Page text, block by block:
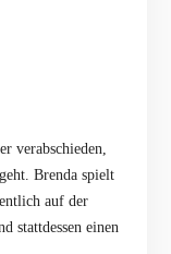
verabschieden,
Brenda spielt
auf der
stattdessen einen